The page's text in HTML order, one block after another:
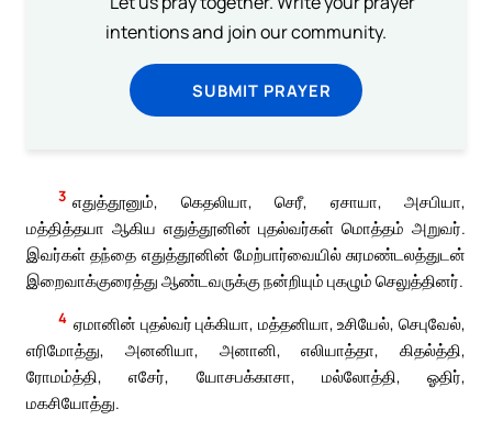
intentions and join our community.
SUBMIT PRAYER
3 எதுத்தூனும், கெதலியா, செரீ, ஏசாயா, அசபியா,
மத்தித்தயா ஆகிய எதுத்தூனின் புதல்வர்கள் மொத்தம் அறுவர்.
இவர்கள் தந்தை எதுத்தூனின் மேற்பார்வையில் சுரமண்டலத்துடன்
இறைவாக்குரைத்து ஆண்டவருக்கு நன்றியும் புகழும் செலுத்தினர்.
4 ஏமானின் புதல்வர் புக்கியா, மத்தனியா, உசியேல், செபுவேல்,
எரிமோத்து, அனனியா, அனானி, எலியாத்தா, கிதல்த்தி,
ரோமம்த்தி, எசேர், யோசபக்காசா, மல்லோத்தி, ஓதிர்,
மகசியோத்து.